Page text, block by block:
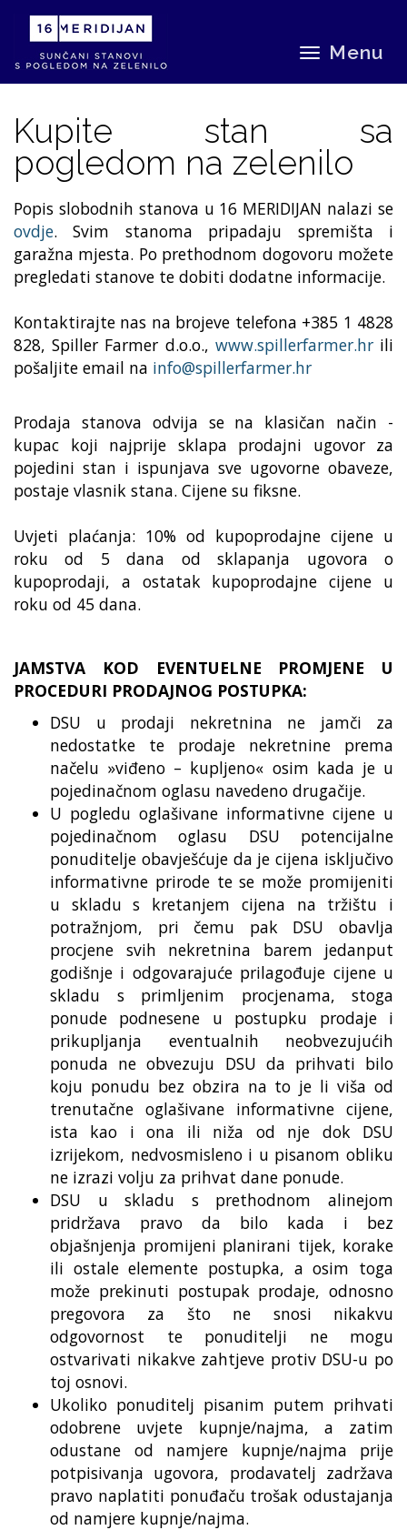
Menu
Kupite stan sa
pogledom na zelenilo
Popis slobodnih stanova u 16 MERIDIJAN nalazi se
ovdje. Svim stanoma pripadaju spremišta i
garažna mjesta. Po prethodnom dogovoru možete
pregledati stanove te dobiti dodatne informacije.
Kontaktirajte nas na brojeve telefona +385 1 4828
828, Spiller Farmer d.o.o., www.spillerfarmer.hrili
pošaljite email na info@spillerfarmer.hr
Prodaja stanova odvija se na klasičan način -
kupac koji najprije sklapa prodajni ugovor za
pojedini stan i ispunjava sve ugovorne obaveze,
postaje vlasnik stana. Cijene su fiksne.
Uvjeti plaćanja: 10% od kupoprodajne cijene u
roku od 5 dana od sklapanja ugovora o
kupoprodaji, a ostatak kupoprodajne cijene u
roku od 45 dana.
JAMSTVA KOD EVENTUELNE PROMJENE U
PROCEDURI PRODAJNOG POSTUPKA:
DSU u prodaji nekretnina ne jamči za
nedostatke te prodaje nekretnine prema
načelu »viđeno – kupljeno« osim kada je u
pojedinačnom oglasu navedeno drugačije.
U pogledu oglašivane informativne cijene u
pojedinačnom oglasu DSU potencijalne
ponuditelje obavješćuje da je cijena isključivo
informativne prirode te se može promijeniti
u skladu s kretanjem cijena na tržištu i
potražnjom, pri čemu pak DSU obavlja
procjene svih nekretnina barem jedanput
godišnje i odgovarajuće prilagođuje cijene u
skladu s primljenim procjenama, stoga
ponude podnesene u postupku prodaje i
prikupljanja eventualnih neobvezujućih
ponuda ne obvezuju DSU da prihvati bilo
koju ponudu bez obzira na to je li viša od
trenutačne oglašivane informativne cijene,
ista kao i ona ili niža od nje dok DSU
izrijekom, nedvosmisleno i u pisanom obliku
ne izrazi volju za prihvat dane ponude.
DSU u skladu s prethodnom alinejom
pridržava pravo da bilo kada i bez
objašnjenja promijeni planirani tijek, korake
ili ostale elemente postupka, a osim toga
može prekinuti postupak prodaje, odnosno
pregovora za što ne snosi nikakvu
odgovornost te ponuditelji ne mogu
ostvarivati nikakve zahtjeve protiv DSU-u po
toj osnovi.
Ukoliko ponuditelj pisanim putem prihvati
odobrene uvjete kupnje/najma, a zatim
odustane od namjere kupnje/najma prije
potpisivanja ugovora, prodavatelj zadržava
pravo naplatiti ponuđaču trošak odustajanja
od namjere kupnje/najma.